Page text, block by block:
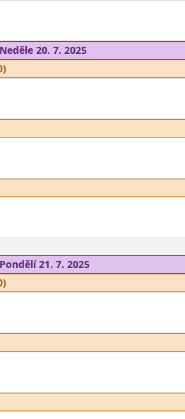
Neděle 20. 7. 2025
Pondělí 21. 7. 2025